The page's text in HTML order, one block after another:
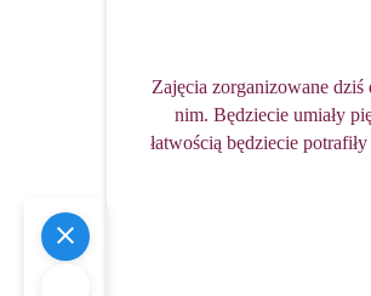
Zajęcia zorganizowane dziś
nim. Będziecie umiały
łatwością będziecie